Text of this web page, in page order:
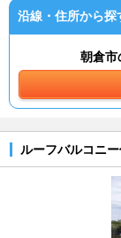
沿線・住所から探
朝倉市
ルーフバルコニ